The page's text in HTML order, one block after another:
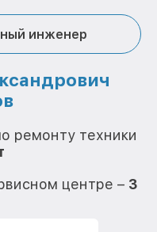
инженер
ремонту техники
центре – 3